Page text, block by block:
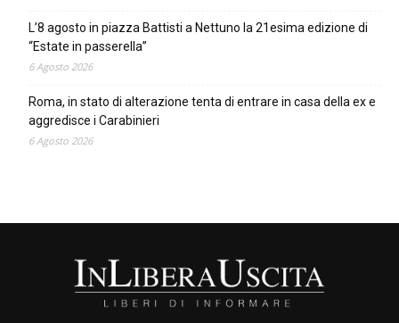
L’8 agosto in piazza Battisti a Nettuno la 21esima edizione di
“Estate in passerella”
6 Agosto 2026
Roma, in stato di alterazione tenta di entrare in casa della ex e
aggredisce i Carabinieri
6 Agosto 2026